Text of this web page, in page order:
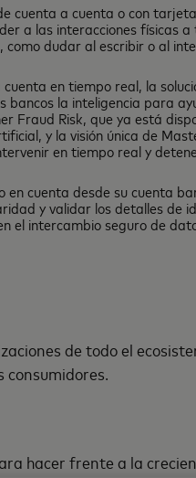
cuenta a cuenta o con
a las interacciones físicas
dudar al escribir o al
en tiempo real, la
bancos la inteligencia para
Fraud Risk, que ya está
y la visión única de
en tiempo real y
en cuenta desde su cuenta
y validar los detalles de
el intercambio seguro de
de todo el
hacer frente a la